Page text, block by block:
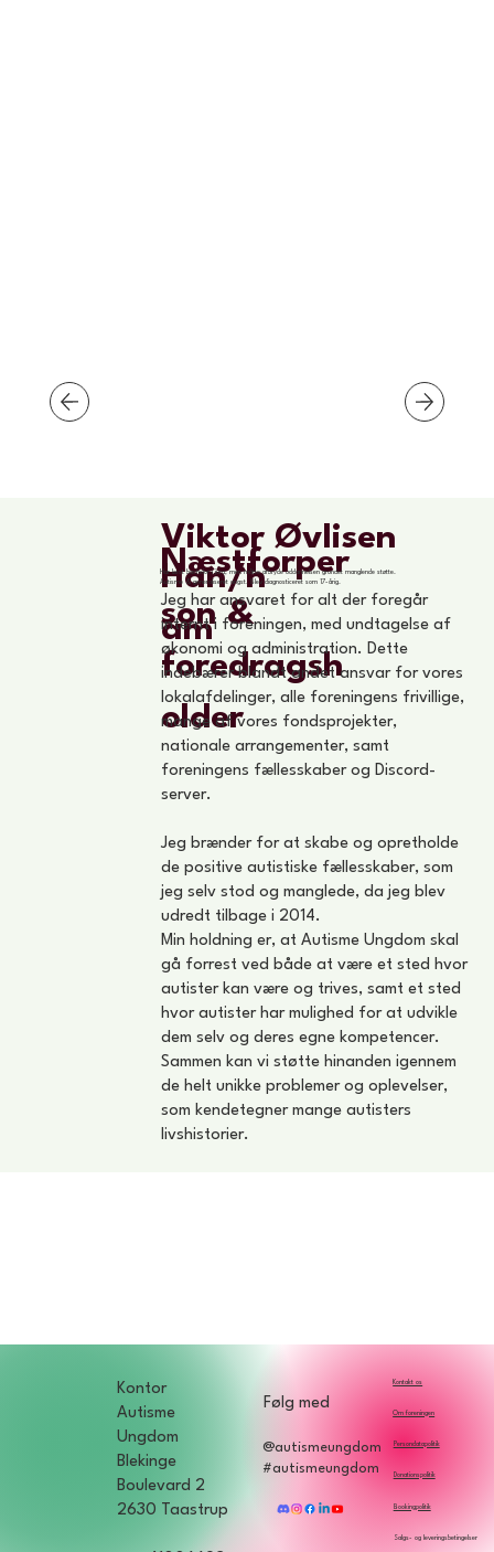
Viktor Øvlisen
Næstforper
son &
foredragsh
older
Han/h
am
Har læst bachelor i jura, men måtte afbryde uddannelsen grundet manglende støtte.
Autisme & generaliseret angst. Blev diagnosticeret som 17-årig.
Jeg har ansvaret for alt der foregår
internt i foreningen, med undtagelse af
økonomi og administration. Dette
indebærer blandt andet ansvar for vores
lokalafdelinger, alle foreningens frivillige,
mange af vores fondsprojekter,
nationale arrangementer, samt
foreningens fællesskaber og Discord-
server.
Jeg brænder for at skabe og opretholde
de positive autistiske fællesskaber, som
jeg selv stod og manglede, da jeg blev
udredt tilbage i 2014.
Min holdning er, at Autisme Ungdom skal
gå forrest ved både at være et sted hvor
autister kan være og trives, samt et sted
hvor autister har mulighed for at udvikle
dem selv og deres egne kompetencer.
Sammen kan vi støtte hinanden igennem
de helt unikke problemer og oplevelser,
som kendetegner mange autisters
livshistorier.
Kontor
Autisme
Ungdom
Blekinge
Boulevard 2
2630 Taastrup
Følg med
@autismeungdom
#autismeungdom
Kontakt os
Om foreningen
Persondatapolitik
Donationspolitik
Bookingpolitik
Salgs- og leveringsbetingelser